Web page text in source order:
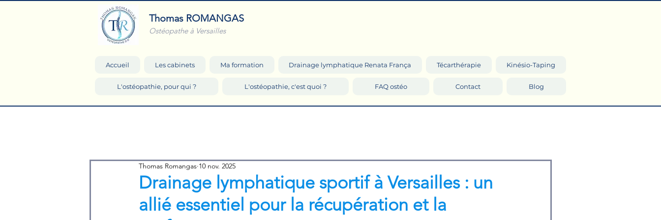
Thomas ROMANGAS
Ostéopathe à Versailles
Accueil Les cabinets Ma formation Drainage lymphatique Renata França Técarthérapie Kinésio-Taping
L'ostéopathie, pour qui ? L'ostéopathie, c'est quoi ? FAQ ostéo Contact Blog
Drainage lymphatique sportif à Versailles : un
allié essentiel pour la récupération et la
Thomas Romangas 10 nov. 2025